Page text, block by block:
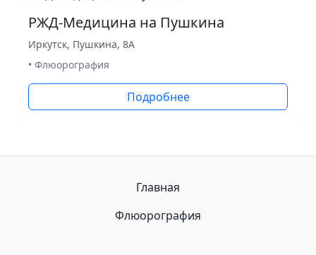
РЖД-Медицина на Пушкина
Иркутск, Пушкина, 8А
• Флюорография
Подробнее
Главная
Флюорография